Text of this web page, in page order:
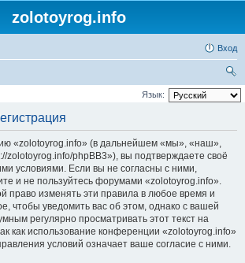
zolotoyrog.info
Вход
ои
Язык:
«zolotoyrog.info» (в дальнейшем «мы», «наш»,
zolotoyrog.info/phpBB3»), вы подтверждаете своё
условиями. Если вы не согласны с ними,
и не пользуйтесь форумами «zolotoyrog.info».
право изменять эти правила в любое время и
чтобы уведомить вас об этом, однако с вашей
регулярно просматривать этот текст на
как использование конференции «zolotoyrog.info»
условий означает ваше согласие с ними.